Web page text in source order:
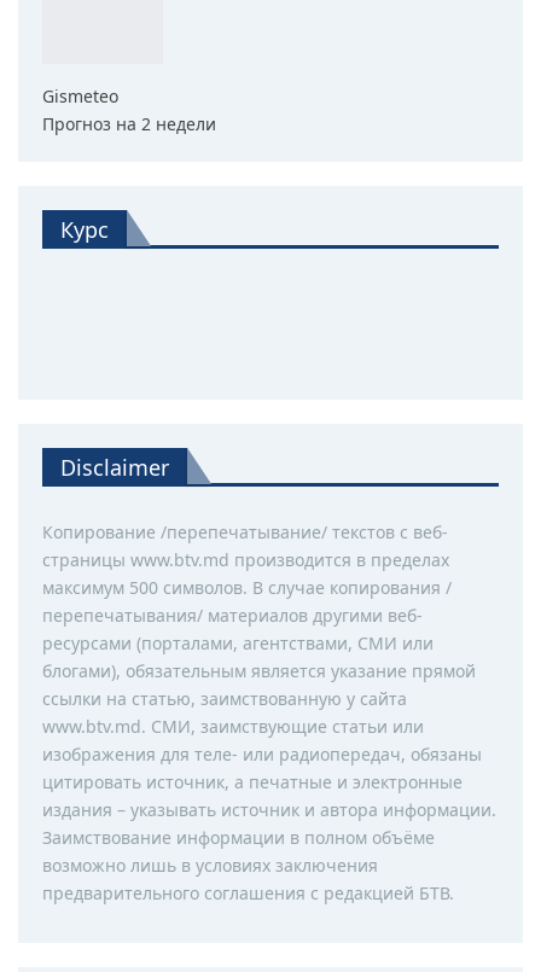
Gismeteo
Прогноз на 2 недели
Курс
Disclaimer
Копирование /перепечатывание/ текстов с веб-
страницы www.btv.md производится в пределах
максимум 500 символов. В случае копирования /
перепечатывания/ материалов другими веб-
ресурсами (порталами, агентствами, СМИ или
блогами), обязательным является указание прямой
ссылки на статью, заимствованную у сайта
www.btv.md. СМИ, заимствующие статьи или
изображения для теле- или радиопередач, обязаны
цитировать источник, а печатные и электронные
издания – указывать источник и автора информации.
Заимствование информации в полном объёме
возможно лишь в условиях заключения
предварительного соглашения с редакцией БТВ.